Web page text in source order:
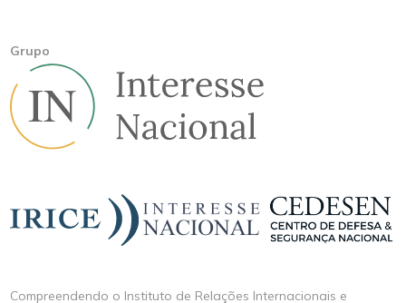
Grupo
Compreendendo o Instituto de Relações Internacionais e